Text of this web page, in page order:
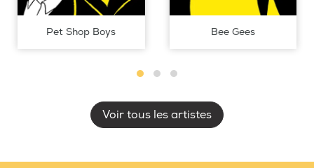
Pet Shop Boys Bee Gees
Voir tous les artistes